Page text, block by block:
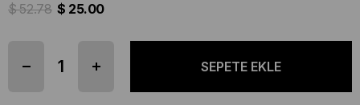
$ 52.78 $ 25.00